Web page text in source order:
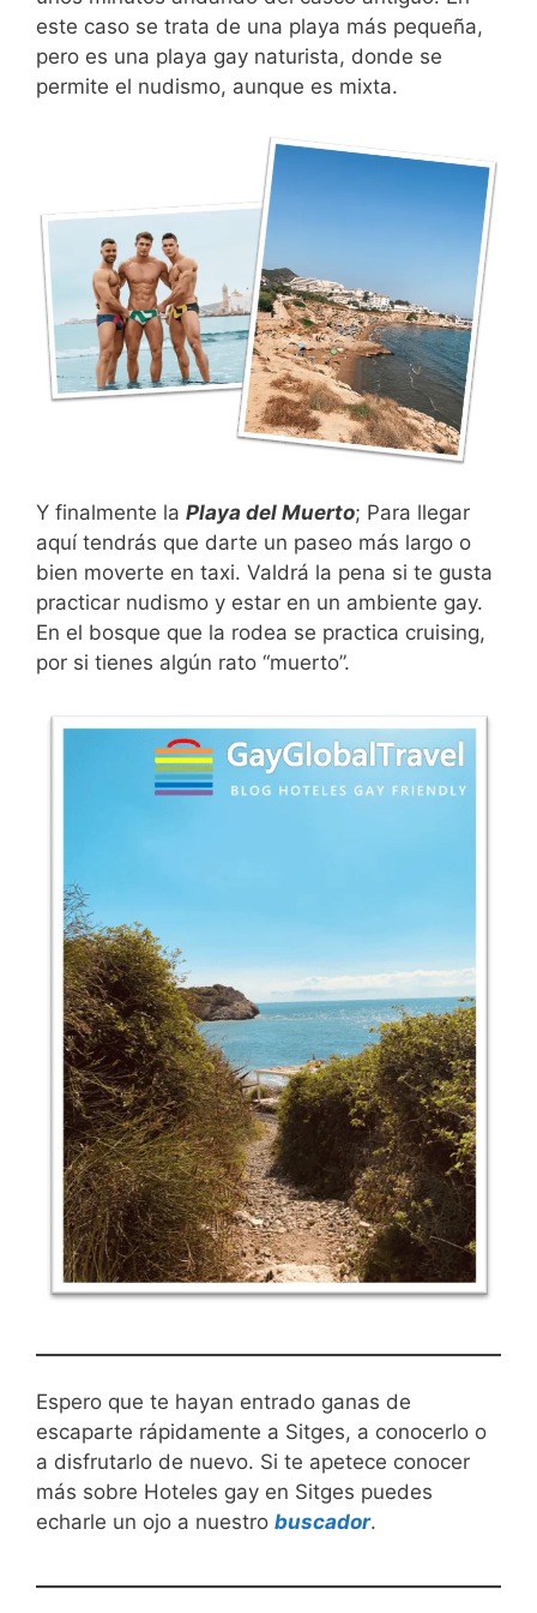
este caso se trata de una playa más pequeña,
pero es una playa gay naturista, donde se
permite el nudismo, aunque es mixta.
Y finalmente la Playa del Muerto; Para llegar
aquí tendrás que darte un paseo más largo o
bien moverte en taxi. Valdrá la pena si te gusta
practicar nudismo y estar en un ambiente gay.
En el bosque que la rodea se practica cruising,
por si tienes algún rato “muerto”.
Espero que te hayan entrado ganas de
escaparte rápidamente a Sitges, a conocerlo o
a disfrutarlo de nuevo. Si te apetece conocer
más sobre Hoteles gay en Sitges puedes
echarle un ojo a nuestro buscador.